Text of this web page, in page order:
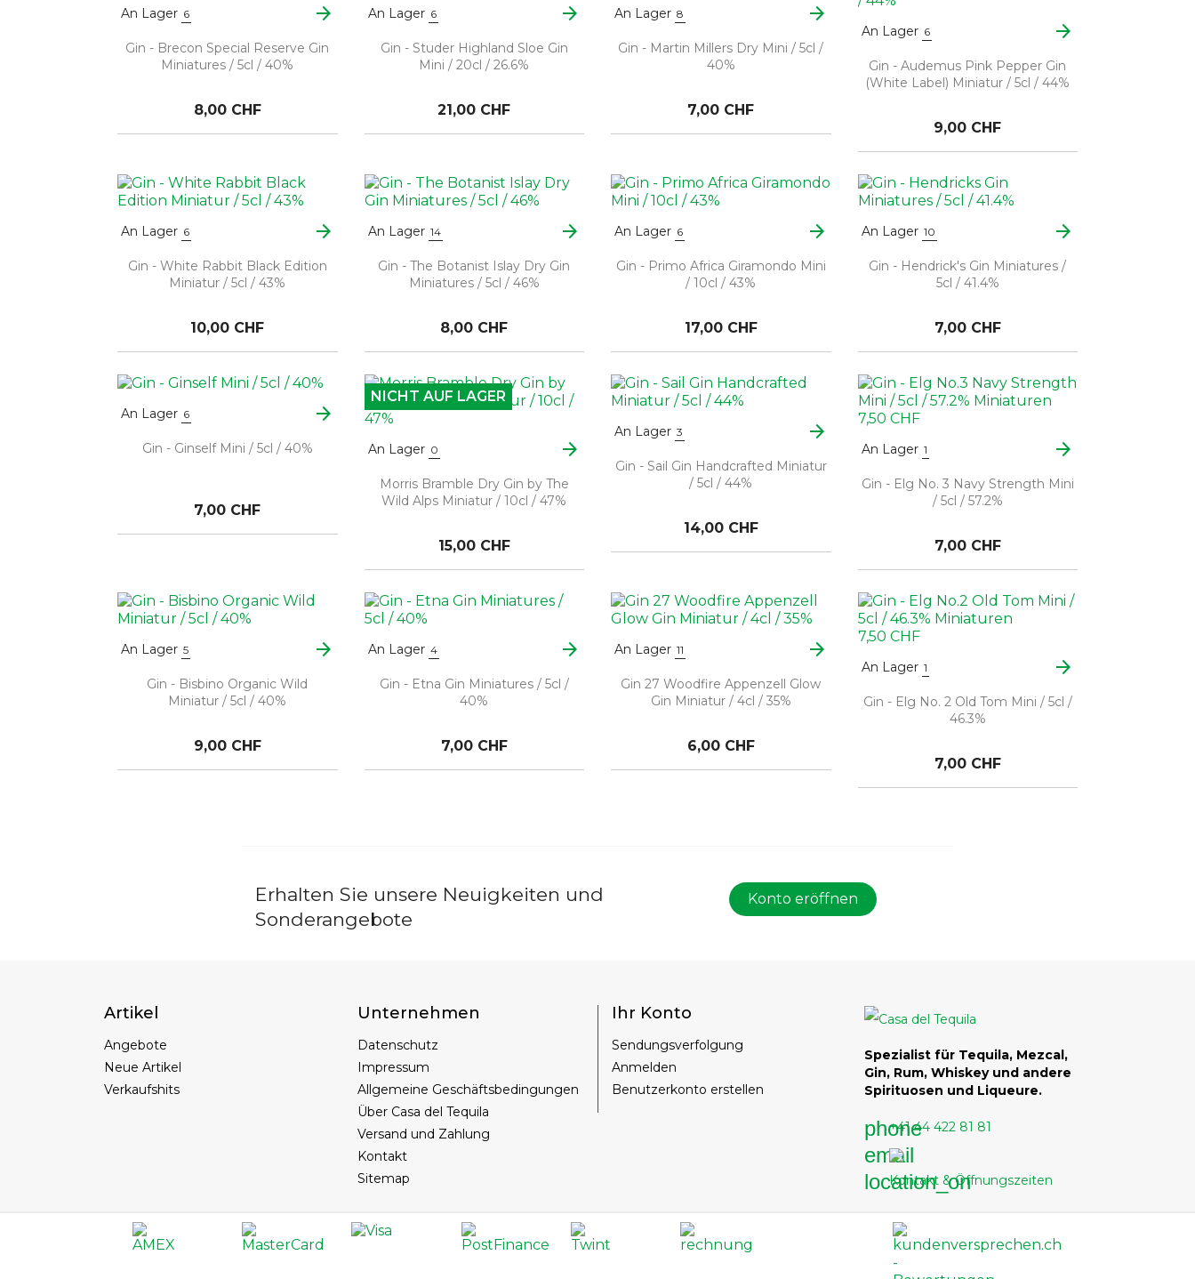
An Lager 6 arrow_forward
Gin - Brecon Special Reserve Gin
Miniatures / 5cl / 40%
8,00 CHF
An Lager 6 arrow_forward
Gin - Studer Highland Sloe Gin
Mini / 20cl / 26.6%
21,00 CHF
An Lager 8 arrow_forward
Gin - Martin Millers Dry Mini / 5cl /
40%
7,00 CHF
An Lager 6 arrow_forward
Gin - Audemus Pink Pepper Gin
(White Label) Miniatur / 5cl / 44%
9,00 CHF
An Lager 6 arrow_forward
Gin - White Rabbit Black Edition
Miniatur / 5cl / 43%
10,00 CHF
An Lager 14 arrow_forward
Gin - The Botanist Islay Dry Gin
Miniatures / 5cl / 46%
8,00 CHF
An Lager 6 arrow_forward
Gin - Primo Africa Giramondo Mini
/ 10cl / 43%
17,00 CHF
An Lager 10 arrow_forward
Gin - Hendrick's Gin Miniatures /
5cl / 41.4%
7,00 CHF
An Lager 6 arrow_forward
Gin - Ginself Mini / 5cl / 40%
7,00 CHF
An Lager 0 arrow_forward
Morris Bramble Dry Gin by The
Wild Alps Miniatur / 10cl / 47%
15,00 CHF
NICHT AUF LAGER
An Lager 3 arrow_forward
Gin - Sail Gin Handcrafted Miniatur
/ 5cl / 44%
14,00 CHF
An Lager 1 arrow_forward
Gin - Elg No. 3 Navy Strength Mini
/ 5cl / 57.2%
7,00 CHF
An Lager 5 arrow_forward
Gin - Bisbino Organic Wild
Miniatur / 5cl / 40%
9,00 CHF
An Lager 4 arrow_forward
Gin - Etna Gin Miniatures / 5cl /
40%
7,00 CHF
An Lager 11 arrow_forward
Gin 27 Woodfire Appenzell Glow
Gin Miniatur / 4cl / 35%
6,00 CHF
An Lager 1 arrow_forward
Gin - Elg No. 2 Old Tom Mini / 5cl /
46.3%
7,00 CHF
Erhalten Sie unsere Neuigkeiten und
Sonderangebote
Konto eröffnen
Artikel
Angebote
Neue Artikel
Verkaufshits
Unternehmen
Datenschutz
Impressum
Allgemeine Geschäftsbedingungen
Über Casa del Tequila
Versand und Zahlung
Kontakt
Sitemap
Ihr Konto
Sendungsverfolgung
Anmelden
Benutzerkonto erstellen
Spezialist für Tequila, Mezcal,
Gin, Rum, Whiskey und andere
Spirituosen und Liqueure.
phone
+41 44 422 81 81
email
location_on
Kontakt & Öffnungszeiten